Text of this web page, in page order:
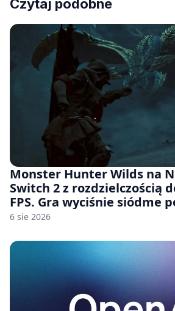
Czytaj podobne
Monster Hunter Wilds na
Switch 2 z rozdzielczością
FPS. Gra wyciśnie siódme
6 sie 2026